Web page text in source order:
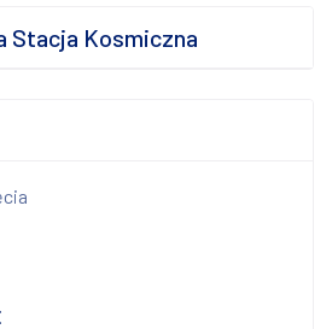
Stacja Kosmiczna